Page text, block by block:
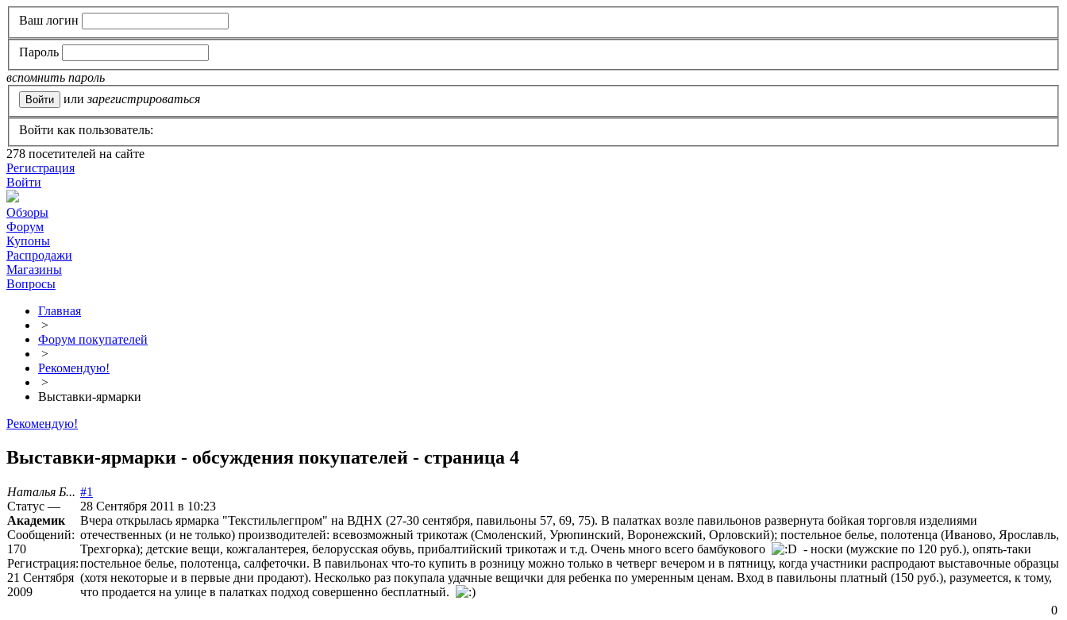
Ваш логин
Пароль
вспомнить пароль
или зарегистрироваться
Войти как пользователь:
278 посетителей на сайте
Регистрация
Войти
Обзоры
Форум
Купоны
Распродажи
Магазины
Вопросы
Главная
>
Форум покупателей
>
Рекомендую!
>
Выставки-ярмарки
Рекомендую!
Выставки-ярмарки - обсуждения покупателей - страница 4
Наталья Б...
Статус —
Академик
Сообщений:
170
Регистрация:
21 Сентября
2009
#1
28 Сентября 2011 в 10:23
Вчера открылась ярмарка "Текстильлегпром" на ВДНХ (27-30 сентября, павильоны 57, 69, 75). В палатках возле павильонов развернута бойкая торговля изделиями
отечественных (и не только) производителей: всевозможный трикотаж (Смоленский, Урюпинский, Воронежский, Орловский); постельное белье, полотенца (Иваново, Ярославль,
Трехгорка); детские вещи, кожгалантерея, белорусская обувь, прибалтийский трикотаж и т.д. Очень много всего бамбукового
- носки (мужские по 120 руб.), опять-таки
постельное белье, полотенца, салфеточки. В павильонах что-то купить в розницу можно только в четверг вечером и в пятницу, когда участники распродают выставочные образцы
(хотя некоторые и в первые дни продают). Несколько раз покупала удачные вещички для ребенка по умеренным ценам. Вход в павильоны платный (150 руб.), разумеется, к тому,
что продается на улице в палатках подход совершенно бесплатный.
0